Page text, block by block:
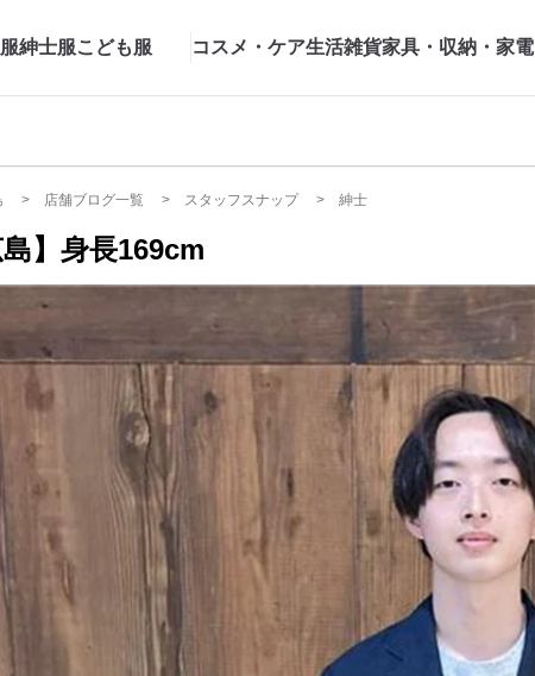
紳士服こども服 コスメ・ケア生活雑貨家具・収納・家電
店舗ブログ一覧 スタッフスナップ 紳士
】身長169cm